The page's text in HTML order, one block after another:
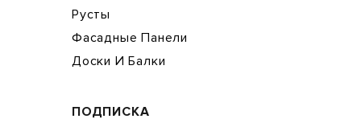
Русты
Фасадные Панели
Доски И Балки
ПОДПИСКА